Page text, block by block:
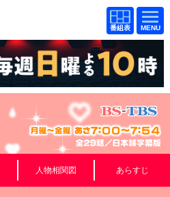
番組
表
番組
表
映画
報道
スポーツ
エンタメ
ファンクラブ
人物相関図 あらすじ